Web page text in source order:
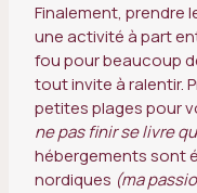
Finalement, prendre
une activité à part
fou pour beaucoup
tout invite à ralentir.
petites plages pour
ne pas finir se livre
hébergements sont
nordiques (ma